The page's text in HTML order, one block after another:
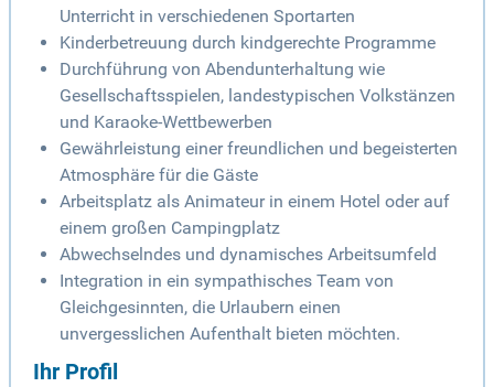
Unterricht in verschiedenen Sportarten
Kinderbetreuung durch kindgerechte Programme
Durchführung von Abendunterhaltung wie
Gesellschaftsspielen, landestypischen Volkstänzen
und Karaoke-Wettbewerben
Gewährleistung einer freundlichen und begeisterten
Atmosphäre für die Gäste
Arbeitsplatz als Animateur in einem Hotel oder auf
einem großen Campingplatz
Abwechselndes und dynamisches Arbeitsumfeld
Integration in ein sympathisches Team von
Gleichgesinnten, die Urlaubern einen
unvergesslichen Aufenthalt bieten möchten.
Ihr Profil